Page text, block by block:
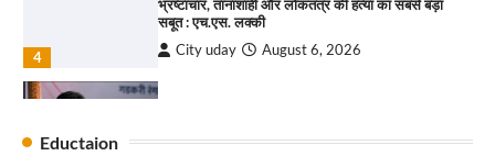
4
भ्रष्टाचार, तानाशाही और लोकतंत्र की हत्या का सबसे बड़ा
सबूत : एच.एस. लक्की
City uday August 6, 2026
Eductaion
राहुल गाँधी ने खाई है वैश्विक मंच पर भारत को कमजोर करने
की कसम: देवशाली
City uday August 6, 2025